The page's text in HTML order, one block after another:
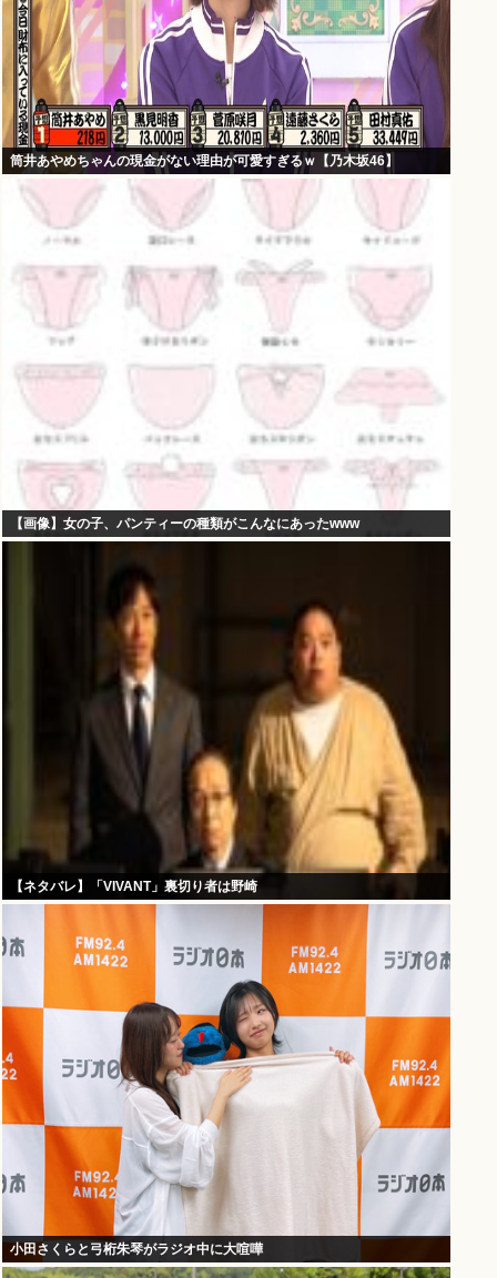
筒井あやめちゃんの現金がない理由が可愛すぎるｗ【乃木坂46】
【画像】女の子、パンティーの種類がこんなにあったwww
【ネタバレ】「VIVANT」裏切り者は野崎
小田さくらと弓桁朱琴がラジオ中に大喧嘩